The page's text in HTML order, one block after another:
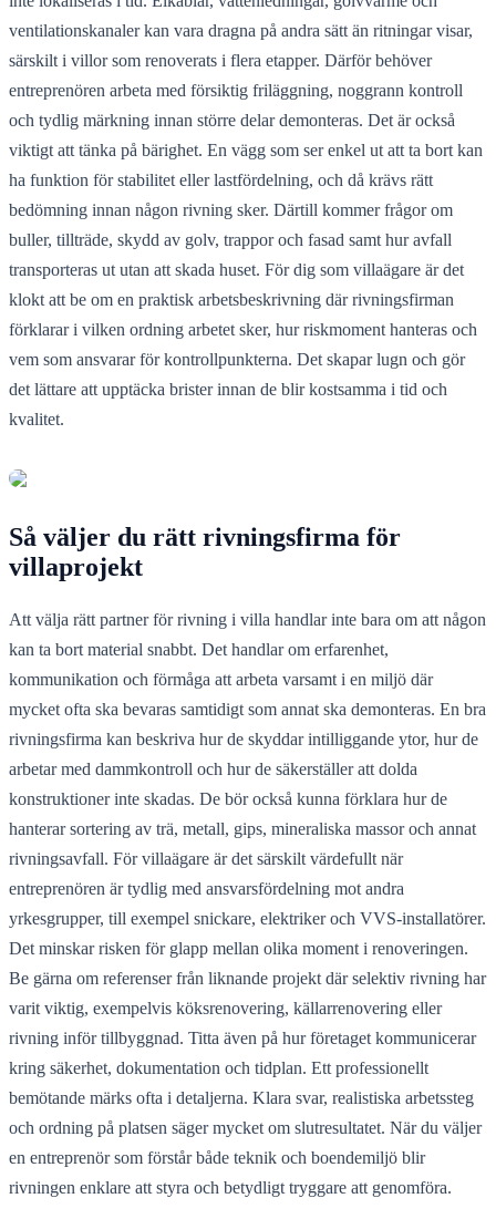
ventilationskanaler kan vara dragna på andra sätt än ritningar visar,
särskilt i villor som renoverats i flera etapper. Därför behöver
entreprenören arbeta med försiktig friläggning, noggrann kontroll
och tydlig märkning innan större delar demonteras. Det är också
viktigt att tänka på bärighet. En vägg som ser enkel ut att ta bort kan
ha funktion för stabilitet eller lastfördelning, och då krävs rätt
bedömning innan någon rivning sker. Därtill kommer frågor om
buller, tillträde, skydd av golv, trappor och fasad samt hur avfall
transporteras ut utan att skada huset. För dig som villaägare är det
klokt att be om en praktisk arbetsbeskrivning där rivningsfirman
förklarar i vilken ordning arbetet sker, hur riskmoment hanteras och
vem som ansvarar för kontrollpunkterna. Det skapar lugn och gör
det lättare att upptäcka brister innan de blir kostsamma i tid och
kvalitet.
Så väljer du rätt rivningsfirma för
villaprojekt
Att välja rätt partner för rivning i villa handlar inte bara om att någon
kan ta bort material snabbt. Det handlar om erfarenhet,
kommunikation och förmåga att arbeta varsamt i en miljö där
mycket ofta ska bevaras samtidigt som annat ska demonteras. En bra
rivningsfirma kan beskriva hur de skyddar intilliggande ytor, hur de
arbetar med dammkontroll och hur de säkerställer att dolda
konstruktioner inte skadas. De bör också kunna förklara hur de
hanterar sortering av trä, metall, gips, mineraliska massor och annat
rivningsavfall. För villaägare är det särskilt värdefullt när
entreprenören är tydlig med ansvarsfördelning mot andra
yrkesgrupper, till exempel snickare, elektriker och VVS-installatörer.
Det minskar risken för glapp mellan olika moment i renoveringen.
Be gärna om referenser från liknande projekt där selektiv rivning har
varit viktig, exempelvis köksrenovering, källarrenovering eller
rivning inför tillbyggnad. Titta även på hur företaget kommunicerar
kring säkerhet, dokumentation och tidplan. Ett professionellt
bemötande märks ofta i detaljerna. Klara svar, realistiska arbetssteg
och ordning på platsen säger mycket om slutresultatet. När du väljer
en entreprenör som förstår både teknik och boendemiljö blir
rivningen enklare att styra och betydligt tryggare att genomföra.